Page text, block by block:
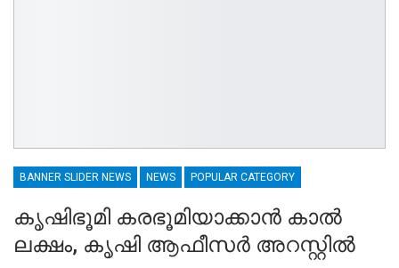
BANNER SLIDER NEWS NEWS POPULAR CATEGORY
കൃഷിഭൂമി കരഭൂമിയാക്കാൻ കാൽ
ലക്ഷം, കൃഷി ആഫീസർ അറസ്റ്റിൽ